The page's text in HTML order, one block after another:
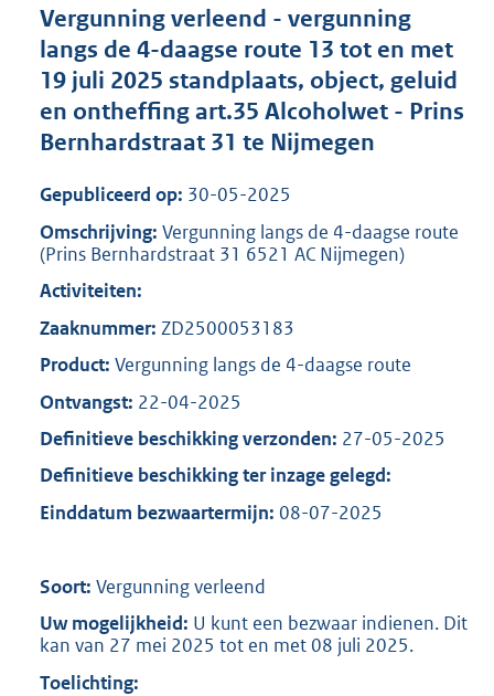
r
o
t
t
:
K
b
Vergunning verleend - vergunning
langs de 4-daagse route 13 tot en met
19 juli 2025 standplaats, object, geluid
en ontheffing art.35 Alcoholwet - Prins
Bernhardstraat 31 te Nijmegen
Gepubliceerd op: 30-05-2025
Omschrijving: Vergunning langs de 4-daagse route
(Prins Bernhardstraat 31 6521 AC Nijmegen)
Activiteiten:
Zaaknummer: ZD2500053183
Product: Vergunning langs de 4-daagse route
Ontvangst: 22-04-2025
Definitieve beschikking verzonden: 27-05-2025
Definitieve beschikking ter inzage gelegd:
Einddatum bezwaartermijn: 08-07-2025
Soort: Vergunning verleend
Uw mogelijkheid: U kunt een bezwaar indienen. Dit
kan van 27 mei 2025 tot en met 08 juli 2025.
Toelichting: